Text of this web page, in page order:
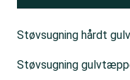
Støvsugning hårdt gulv
Støvsugning